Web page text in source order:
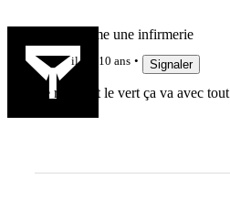
Plein comme une infirmerie
il y a 10 ans Signaler
Le rouge et le vert ça va avec tout